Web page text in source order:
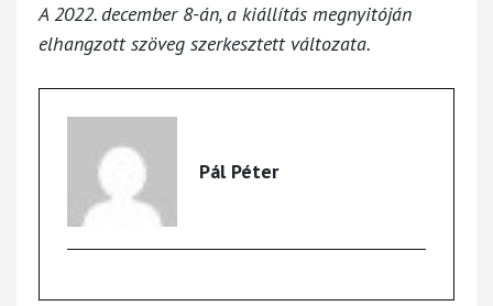
A 2022. december 8-án, a kiállítás megnyitóján
elhangzott szöveg szerkesztett változata.
Pál Péter